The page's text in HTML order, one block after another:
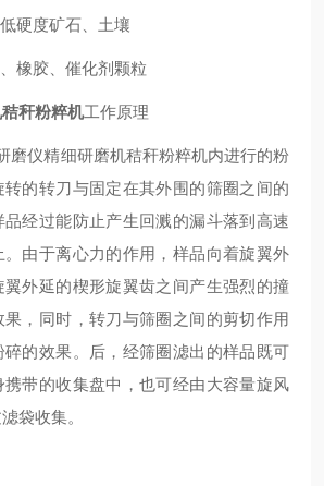
硬度矿石、土壤
橡胶、催化剂颗粒
秆粉粹机工作原理
磨仪精细研磨机秸秆粉粹机内进行的粉
的转刀与固定在其外围的筛圈之间的
经过能防止产生回溅的漏斗落到高速
由于离心力的作用，样品向着旋翼外
外延的楔形旋翼齿之间产生强烈的撞
，同时，转刀与筛圈之间的剪切作用
碎的效果。后，经筛圈滤出的样品既可
携带的收集盘中，也可经由大容量旋风
袋收集。